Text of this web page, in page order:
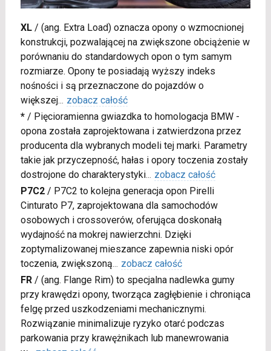
XL/ (ang. Extra Load) oznacza opony o wzmocnionej
konstrukcji, pozwalającej na zwiększone obciążenie w
porównaniu do standardowych opon o tym samym
rozmiarze. Opony te posiadają wyższy indeks
nośności i są przeznaczone do pojazdów o
większej... zobacz całość
*/ Pięcioramienna gwiazdka to homologacja BMW -
opona została zaprojektowana i zatwierdzona przez
producenta dla wybranych modeli tej marki. Parametry
takie jak przyczepność, hałas i opory toczenia zostały
dostrojone do charakterystyki... zobacz całość
P7C2/ P7C2 to kolejna generacja opon Pirelli
Cinturato P7, zaprojektowana dla samochodów
osobowych i crossoverów, oferująca doskonałą
wydajność na mokrej nawierzchni. Dzięki
zoptymalizowanej mieszance zapewnia niski opór
toczenia, zwiększoną... zobacz całość
FR/ (ang. Flange Rim) to specjalna nadlewka gumy
przy krawędzi opony, tworząca zagłębienie i chroniąca
felgę przed uszkodzeniami mechanicznymi.
Rozwiązanie minimalizuje ryzyko otarć podczas
parkowania przy krawężnikach lub manewrowania